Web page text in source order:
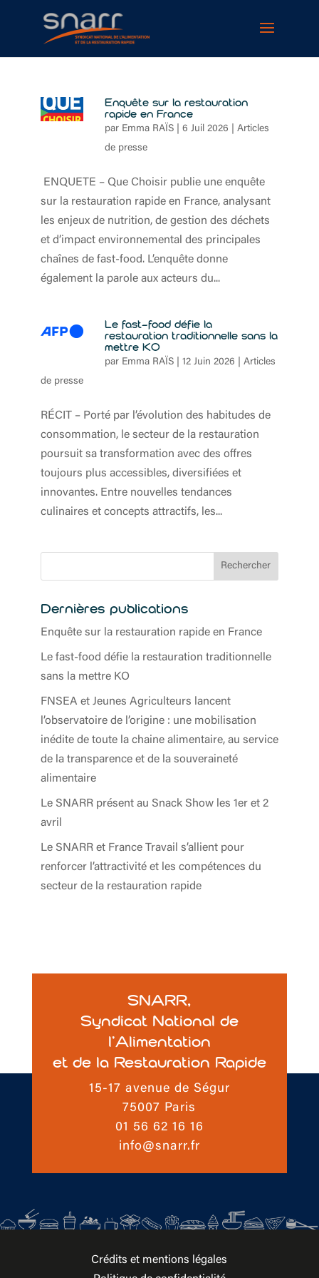
Enquête sur la restauration
rapide en France
par Emma RAÏS| 6 Juil 2026
Articles
de presse
ENQUETE – Que Choisir publie une enquête
sur la restauration rapide en France, analysant
les enjeux de nutrition, de gestion des déchets
et d’impact environnemental des principales
chaînes de fast-food. L’enquête donne
également la parole aux acteurs du...
Le fast-food défie la
restauration traditionnelle sans la
mettre KO
par Emma RAÏS| 12 Juin 2026
Articles
de presse
RÉCIT – Porté par l’évolution des habitudes de
consommation, le secteur de la restauration
poursuit sa transformation avec des offres
toujours plus accessibles, diversifiées et
innovantes. Entre nouvelles tendances
culinaires et concepts attractifs, les...
Rechercher
Dernières publications
Enquête sur la restauration rapide en France
Le fast-food défie la restauration traditionnelle
sans la mettre KO
FNSEA et Jeunes Agriculteurs lancent
l’observatoire de l’origine : une mobilisation
inédite de toute la chaine alimentaire, au service
de la transparence et de la souveraineté
alimentaire
Le SNARR présent au Snack Show les 1er et 2
avril
Le SNARR et France Travail s’allient pour
renforcer l’attractivité et les compétences du
secteur de la restauration rapide
SNARR,
Syndicat National de
l’Alimentation
et de la Restauration Rapide
15-17 avenue de Ségur
75007 Paris
01 56 62 16 16
info@snarr.fr
Crédits et mentions légales